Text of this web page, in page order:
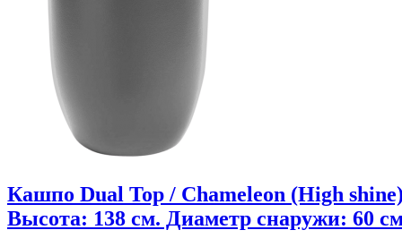
Кашпо Dual Top / Chameleon (High
Высота: 138 см. Диаметр снаружи: 60